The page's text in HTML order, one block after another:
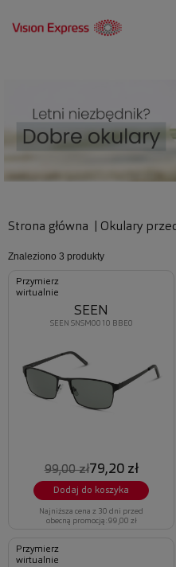
Strona główna Okulary
Znaleziono 3 produkty
Przymierz
wirtualnie
SEEN SNSM0010 BBE0
SEEN
99,00 zł79,20 zł
Dodaj do koszyka
Najniższa cena z 30 dni przed
obecną promocją: 99,00 zł
Przymierz
wirtualnie